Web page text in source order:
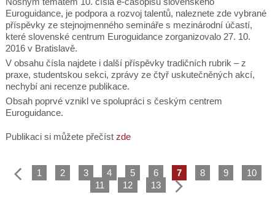
Euroguidance, je podpora a rozvoj talentů, naleznete zde vybrané
příspěvky ze stejnojmenného semináře s mezinárodní účastí,
které slovenské centrum Euroguidance zorganizovalo 27. 10.
2016 v Bratislavě.
V obsahu čísla najdete i další příspěvky tradičních rubrik – z
praxe, studentskou sekci, zprávy ze čtyř uskutečněných akcí,
nechybí ani recenze publikace.
Obsah poprvé vznikl ve spolupráci s českým centrem
Euroguidance.
Publikaci si můžete přečíst zde
1 2 3 4 5 6 7 8 9
10
11
12 13